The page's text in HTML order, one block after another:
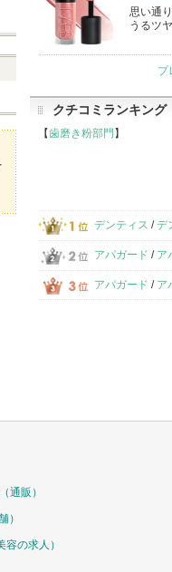
思い通
うるツ
プ
クチコミランキング
【歯磨き粉部門 】
デンティス /デ
アパガード / ア
アパガード / ア
（通販）
）
容の求人）